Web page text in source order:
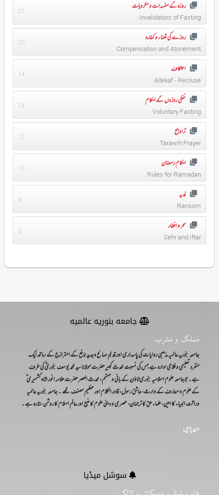
روزہ کے مفسدات و مکروهات
Invalidators of Fasting
27
روزے کی قضاء و کفارہ
Compensation and Atonement
20
اعتکاف
Aitekaf - Recluse
14
نفلی روزوں کے احکام
Voluntary Fasting
14
تراویح
Tarawih Prayer
12
احکام رمضان
Rules for Ramadan
10
فدیہ
Ransom
8
سحر و افطار
Sehr and Iftar
5
جامعه بنوریه عالمیه
مسلک و مشرب
جامعہ بنوریہ عالمیہ مذھبی روایات کی پاسداری اور قدیم صالح وجدید نافع کے امترازج کے ساتھ ایک
منفرد تعلیمی و فلاحی ادارہ ہے جس کی نسبت محدث کبیر حضرت مولانا سید محمد یوسف بنوریؒ کی طرف
ہے۔ جوجامعہ علوم اسلامیہ بنوری ٹاؤن کے بانی و مہتمم، محدث العصر حضرت علامہ انور شاہ کشمیری ؒ
کے علوم و معارف کے وارث، عاشق رسول، قادر الکلام اور عظیم مصنف تھے ۔ جامعہ بنوریہ عالمیہ
وراثت انبیاء کا امین، علماء حق کا ترجمان، عصری و دینی علوم کا منبع اور عالم اسلام کا روشن ستارہ ہے۔
مزید پڑہیں
سوشل میڈیا